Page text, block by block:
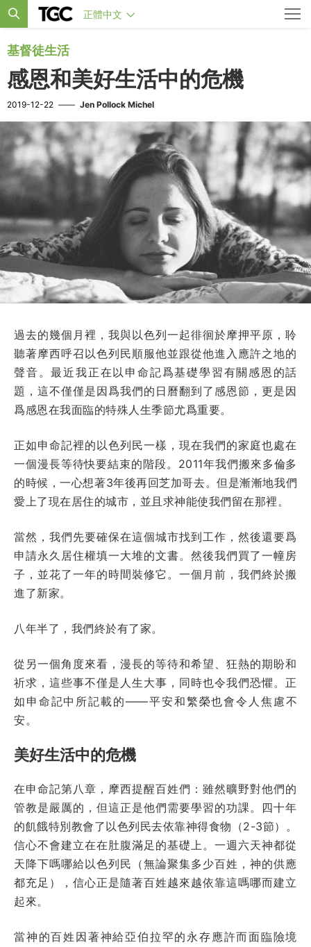
正體中文
基督徒生活
感恩和美好生活中的危機
2019-12-22 —— Jen Pollock Michel
過去的幾個月裡，我與以色列一起徘徊於摩押平原，聆
聽著摩西呼召以色列民順服他並跟從他進入應許之地的
聲音。最近我正在以申命記爲基礎學習有關感恩的話
題，這不僅僅是因爲我們的日曆翻到了感恩節，更是因
爲感恩在我面臨的特殊人生季節尤爲重要。
正如申命記裡的以色列民一樣，現在我們的家庭也處在
一個漫長等待快要結束的階段。2011年我們搬來多倫多
的時候，一心想著3年後再回芝加哥去。但是漸漸地我們
愛上了現在居住的城市，並且求神能使我們留在那裡。
當然，我們先要確保在這個城市找到工作，然後還要爲
申請永久居住權填一大堆的文書。然後我們買了一幢房
子，並花了一年的時間裝修它。一個月前，我們終於搬
進了新家。
八年半了，我們終於有了家。
從另一個角度來看，漫長的等待和希望、狂熱的期盼和
祈求，這些事不僅是人生大事，同時也令我們恐懼。正
如申命記中所記載的——平安和繁榮也會令人焦慮不
安。
美好生活中的危機
在申命記第八章，摩西提醒百姓們：雖然曠野對他們的
管教是嚴厲的，但這正是他們需要學習的功課。四十年
的飢餓特別教會了以色列民去依靠神得食物（2-3節）。
信心不會建立在在肚腹滿足的基礎上。一週六天神都從
天降下嗎哪給以色列民（無論聚集多少百姓，神的供應
都充足），信心正是隨著百姓越來越依靠這嗎哪而建立
起來。
當神的百姓因著神給亞伯拉罕的永存應許而面臨險境